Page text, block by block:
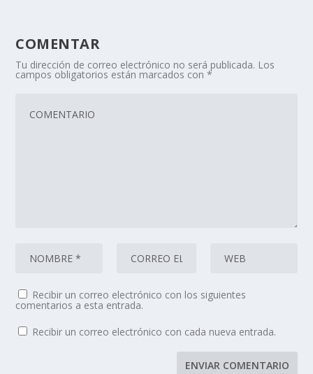
COMENTAR
Tu dirección de correo electrónico no será publicada. Los
campos obligatorios están marcados con*
Recibir un correo electrónico con los siguientes
comentarios a esta entrada.
Recibir un correo electrónico con cada nueva entrada.